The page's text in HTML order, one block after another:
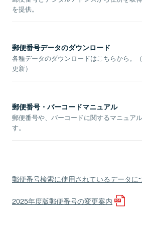
を提供。
郵便番号データのダウンロード
各種データのダウンロードはこちらから。
更新）
郵便番号・バーコードマニュアル
郵便番号や、バーコードに関するマニュア
す。
郵便番号検索に使用されているデータに
2025年度版郵便番号の変更案内